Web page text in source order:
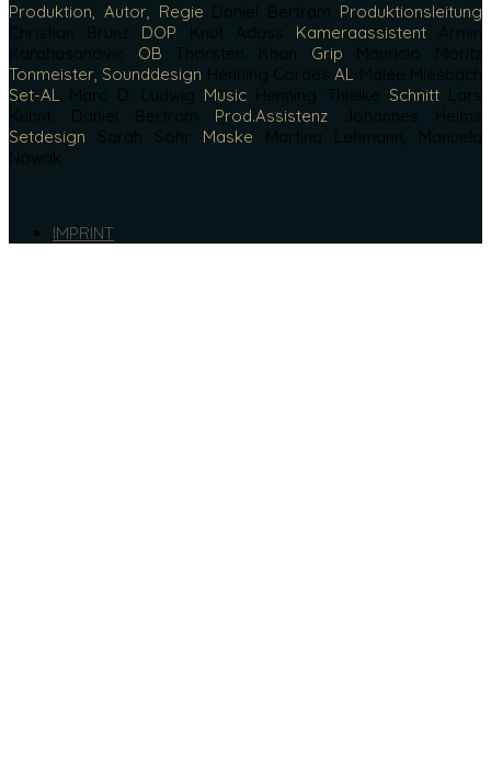
Produktion, Autor, Regie Daniel Bertram Produktionsleitung
Christian Brunz DOP Knut Adass KameraassistentArmin
Karahasanovic OB Thorsten Khan Grip Mauricio Moritz
Tonmeister, Sounddesign Henning CordesAL Malee Miesbach
Set-AL Marc D. Ludwig Music Henning Thielke SchnittLars
Kuhnt, Daniel Bertram Prod.Assistenz Johannes Helms
Setdesign Sarah Sohr Maske Martina Lehmann, Manuela
Nowak
IMPRINT